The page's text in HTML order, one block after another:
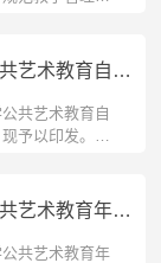
关于印发《沈阳药科大学公共艺术教育自评实施方案...
共艺术教育自
予以印发。请
关于印发《沈阳药科大学公共艺术教育年度报告编制...
共艺术教育年